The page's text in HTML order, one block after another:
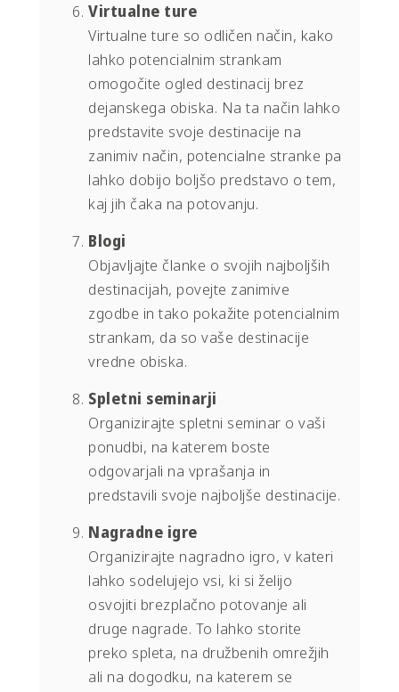
Virtualne ture
Virtualne ture so odličen način, kako
lahko potencialnim strankam
omogočite ogled destinacij brez
dejanskega obiska. Na ta način lahko
predstavite svoje destinacije na
zanimiv način, potencialne stranke pa
lahko dobijo boljšo predstavo o tem,
kaj jih čaka na potovanju.
Blogi
Objavljajte članke o svojih najboljših
destinacijah, povejte zanimive
zgodbe in tako pokažite potencialnim
strankam, da so vaše destinacije
vredne obiska.
Spletni seminarji
Organizirajte spletni seminar o vaši
ponudbi, na katerem boste
odgovarjali na vprašanja in
predstavili svoje najboljše destinacije.
Nagradne igre
Organizirajte nagradno igro, v kateri
lahko sodelujejo vsi, ki si želijo
osvojiti brezplačno potovanje ali
druge nagrade. To lahko storite
preko spleta, na družbenih omrežjih
ali na dogodku, na katerem se